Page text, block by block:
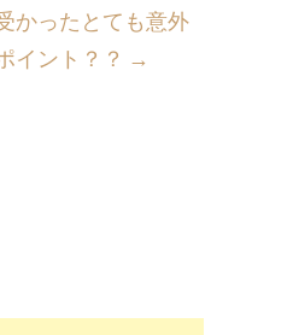
かったとても意外
イント？？ →